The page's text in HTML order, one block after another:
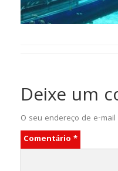
Deixe um
O seu endereço de e-
Comentário *